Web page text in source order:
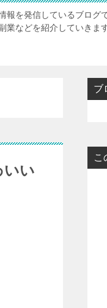
報を発信しているブログ
業などを紹介していきます
いい
ブ
こ